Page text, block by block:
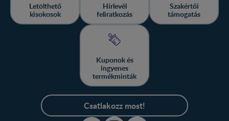
Letölthető
kisokosok
Hírlevél
feliratkozás
Szakértői
támogatás
Kuponok és
ingyenes
termékminták
Csatlakozz most!